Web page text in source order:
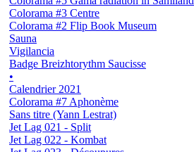
Colorama #3 Centre
Colorama #2 Flip Book Museum
Sauna
Vigilancia
Badge Breizhtorythm Saucisse
•
Calendrier 2021
Colorama #7 Aphonème
Sans titre (Yann Lestrat)
Jet Lag 021 - Split
Jet Lag 022 - Kombat